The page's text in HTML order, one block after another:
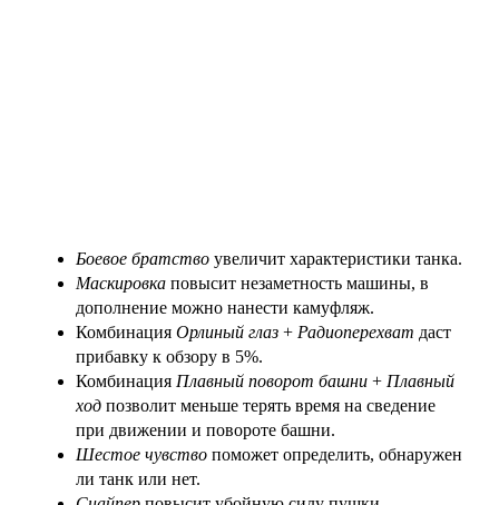
Боевое братство увеличит характеристики танка.
Маскировка повысит незаметность машины, в
дополнение можно нанести камуфляж.
Комбинация Орлиный глаз + Радиоперехват даст
прибавку к обзору в 5%.
Комбинация Плавный поворот башни + Плавный
ход позволит меньше терять время на сведение
при движении и повороте башни.
Шестое чувство поможет определить, обнаружен
ли танк или нет.